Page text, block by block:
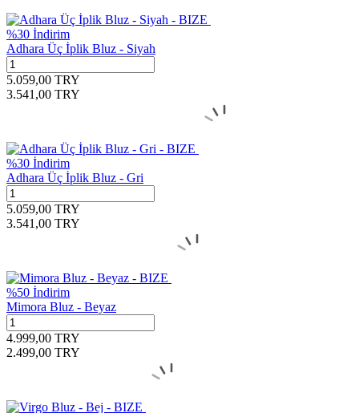
%30 İndirim
Adhara Üç İplik Bluz - Siyah
5.059,00 TRY
3.541,00 TRY
%30 İndirim
Adhara Üç İplik Bluz - Gri
5.059,00 TRY
3.541,00 TRY
%50 İndirim
Mimora Bluz - Beyaz
4.999,00 TRY
2.499,00 TRY